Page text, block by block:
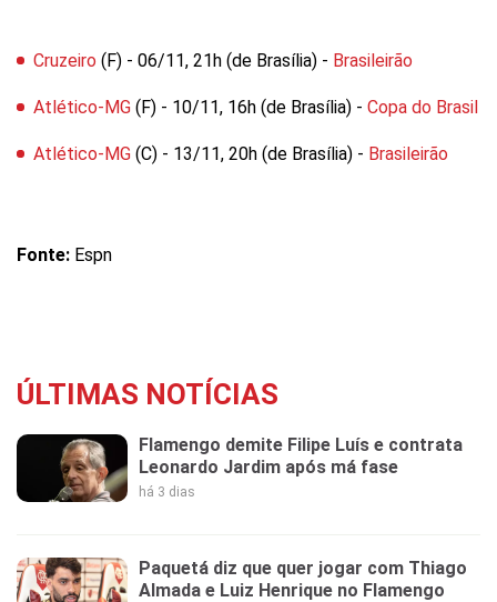
Cruzeiro (F) - 06/11, 21h (de Brasília) - Brasileirão
Atlético-MG (F) - 10/11, 16h (de Brasília) - Copa do Brasil
Atlético-MG (C) - 13/11, 20h (de Brasília) - Brasileirão
Fonte: Espn
ÚLTIMAS NOTÍCIAS
Flamengo demite Filipe Luís e contrata
Leonardo Jardim após má fase
há 3 dias
Paquetá diz que quer jogar com Thiago
Almada e Luiz Henrique no Flamengo